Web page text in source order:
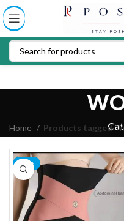
Home Products tagged
-19%